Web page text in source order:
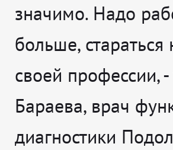
значимо. Надо
больше,
своей профессии,
Бараева, врач
диагностики